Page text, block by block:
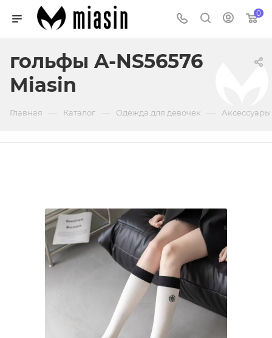
0
гольфы A-NS56576
Miasin
Главная Каталог Одежда для девочек